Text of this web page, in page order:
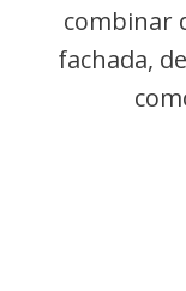
combinar
fachada,